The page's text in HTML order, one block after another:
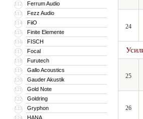
112 Ferrum Audio
113 Fezz Audio
114 FiiO
115 Finite Elemente
116 FISCH
117 Focal
118 Furutech
119 Gallo Acoustics
120 Gauder Akustik
121 Gold Note
122 Goldring
123 Gryphon
124 HANA
24
25
26